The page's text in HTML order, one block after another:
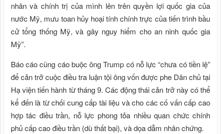
nhân và chính trị của mình lên trên quyền lợi quốc gia của
nước Mỹ, mưu toan hủy hoại tính chính trực của tiến trình bầu
cử tổng thống Mỹ, và gây nguy hiểm cho an ninh quốc gia
Mỹ”.
Báo cáo cũng cáo buộc ông Trump có nỗ lực “chưa có tiền lệ”
để cản trở cuộc điều tra luận tội ông vốn được phe Dân chủ tại
Hạ viện tiến hành từ tháng 9. Các động thái cản trở này có thể
kể đến là từ chối cung cấp tài liệu và cho các cố vấn cấp cao
hợp tác điều trần, nỗ lực phong tỏa nhiều quan chức chính
phủ cấp cao điều trần (dù thất bại), và dọa dẫm nhân chứng.